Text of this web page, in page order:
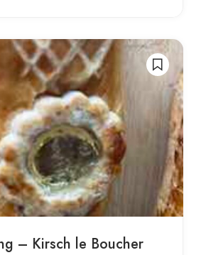
– Kirsch le Boucher